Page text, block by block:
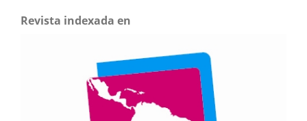
Revista indexada en